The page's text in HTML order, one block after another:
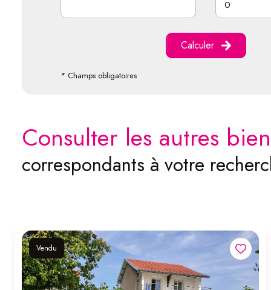
Calculer
* Champs obligatoires
consulter les autres
correspondants à votre
Vendu